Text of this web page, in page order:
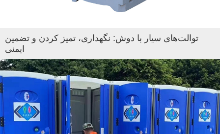
توالت‌های سیار با دوش: نگهداری، تمیز کردن و تضمین
ایمنی